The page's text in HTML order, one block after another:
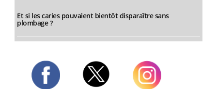
Et si les caries pouvaient bientôt disparaître sans
plombage ?